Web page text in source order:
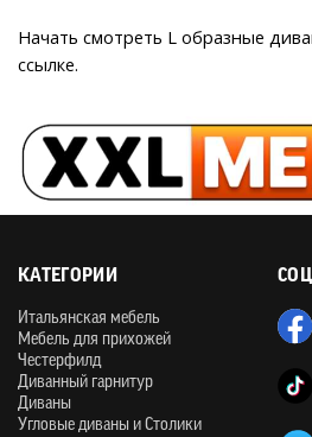
Начать смотреть L образные
ссылке.
КАТЕГОРИИ
Итальянская мебель
Мебель для прихожей
Честерфилд
Диванный гарнитур
Диваны
Угловые диваны и Столики